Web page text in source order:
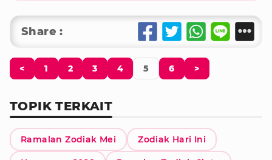
Share :
< 1 2 3 4 5 6 >
TOPIK TERKAIT
Ramalan Zodiak Mei Zodiak Hari Ini